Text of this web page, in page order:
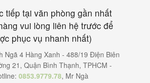
tiếp tại văn phòng gần nhất
vui lòng liên hệ trước để
phục vụ nhanh nhất)
Ngã 4 Hàng Xanh - 488/19 Điện Biên
21, Quận Bình Thạnh, TPHCM -
0853.9779.78, Mr Ngà